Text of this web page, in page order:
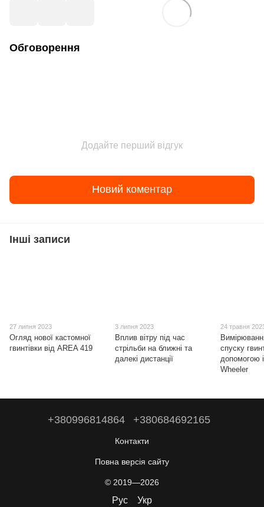
Обговорення
Додайте перший відгук
Новий коментар
Інші записи
27 липня 2023
Огляд нової кастомної
гвинтівки від AREA 419
3 липня 2023
Вплив вітру під час
стрільби на ближні та
далекі дистанції
24 травня
спуску
допомогою
Wheeler
+380996814864 +380684692165
Контакти
Повна версія сайту
© 2019—2026
Рус Укр